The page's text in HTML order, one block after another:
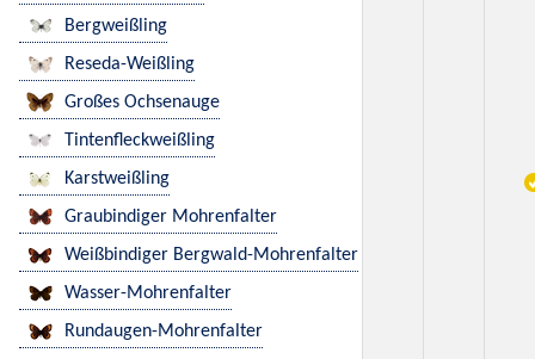
Bergweißling
Reseda-Weißling
Großes Ochsenauge
Tintenfleckweißling
Karstweißling
Graubindiger Mohrenfalter
Weißbindiger Bergwald-Mohrenfalter
Wasser-Mohrenfalter
Rundaugen-Mohrenfalter